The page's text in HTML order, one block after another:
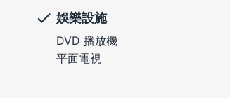
娛樂設施
DVD 播放機
平面電視